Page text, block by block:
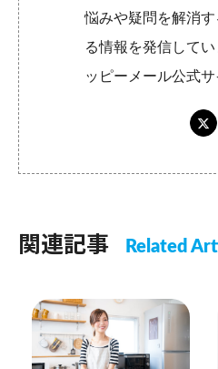
悩みや疑問を解消
る情報を発信し
ッピーメール公式サ
関連記事 Related